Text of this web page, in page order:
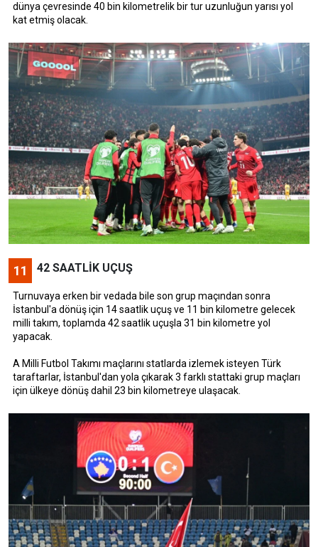
dünya çevresinde 40 bin kilometrelik bir tur uzunluğun yarısı yol
kat etmiş olacak.
11 42 SAATLİK UÇUŞ
Turnuvaya erken bir vedada bile son grup maçından sonra
İstanbul'a dönüş için 14 saatlik uçuş ve 11 bin kilometre gelecek
milli takım, toplamda 42 saatlik uçuşla 31 bin kilometre yol
yapacak.
A Milli Futbol Takımı maçlarını statlarda izlemek isteyen Türk
taraftarlar, İstanbul'dan yola çıkarak 3 farklı stattaki grup maçları
için ülkeye dönüş dahil 23 bin kilometreye ulaşacak.